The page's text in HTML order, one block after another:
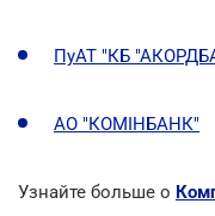
ПуАТ "КБ
АО "КОМІНБАНК"
Узнайте больше о